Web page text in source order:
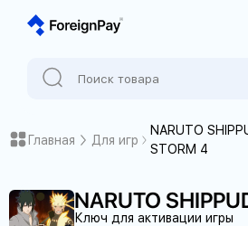
Главная Для игр
NARUTO
STORM 4
NARUTO
Ключ для активации игры